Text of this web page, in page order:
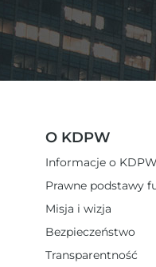
O KDPW
Informacje o KDPW
Prawne podstawy
Misja i wizja
Bezpieczeństwo
Transparentność